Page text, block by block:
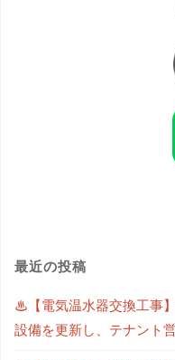
最近の投稿
♨【電気温水器交換工事
設備を更新し、テナント